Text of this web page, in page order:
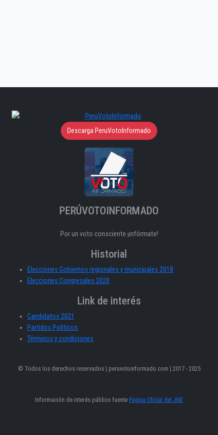
Descarga PeruVotoInformado
PERÚVOTOINFORMADO
Por un voto consciente ¡infórmate!
Historial
Elecciones Gobiernos regionales y municipales 2018
Elecciones Congresales 2020
Link de interés
Candidatos 2021
Partidos Políticos
Términos y condiciones
© Todos los derechos reservados | peruvotoinformado.com | 2017 - 2025
Información de interés público fuente Página Oficial del JNE